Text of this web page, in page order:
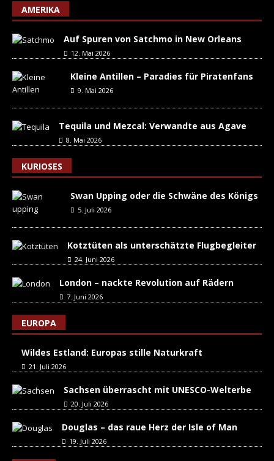
AMERIKA
Auf Spuren von Satchmo in New Orleans
12. Mai 2026
Kleine Antillen – Paradies für Piratenfans
9. Mai 2026
Tequila und Mezcal: Verwandte aus Agave
8. Mai 2026
KURIOSES
Swan Upping oder die Schwäne des Königs
5. Juli 2026
Kotztüten als unterschätzte Flugbegleiter
24. Juni 2026
London – nackte Revolution auf Rädern
7. Juni 2026
EUROPA
Wildes Estland: Europas stille Naturkraft
21. Juli 2026
Sachsen überrascht mit UNESCO-Welterbe
20. Juli 2026
Douglas – das raue Herz der Isle of Man
19. Juli 2026